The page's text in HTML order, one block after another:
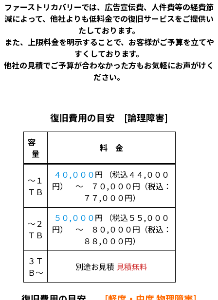
ファーストリカバリーでは、広告宣伝費、人件費等の経費節
減によって、他社よりも低料金での復旧サービスをご提供い
たしております。
また、上限料金を明示することで、お客様がご予算を立てや
すくしております。
他社の見積でご予算が合わなかった方もお気軽にお声がけく
ださい。
復旧費用の目安 [論理障害]
容
量
料 金
～１
ＴＢ
４０,０００円 （税込４４,０００
円） ～ ７０,０００円（税込：
７７,０００円）
～２
ＴＢ
５０,０００円 （税込５５,０００
円） ～ ８０,０００円（税込：
８８,０００円）
３Ｔ
Ｂ～
別途お見積 見積無料